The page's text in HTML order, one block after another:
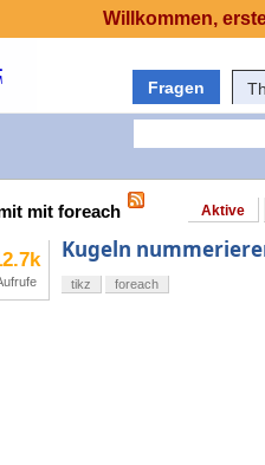
Fragen
mit foreach Aktive
Kugeln
tikz foreach
Willkommen,